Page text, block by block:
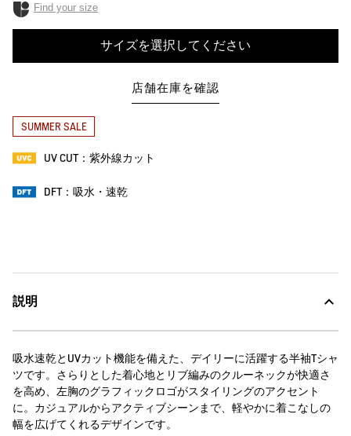
Find your size
サイズを選択してください
店舗在庫を確認
SUMMER SALE
UV CUT：紫外線カット
DFT：吸水・速乾
説明
吸水速乾とUVカット機能を備えた、デイリーに活躍する半袖Tシャ
ツです。さらりとした着心地とリブ編みのクルーネックが快適さ
を高め、左胸のグラフィックロゴがスタイリングのアクセント
に。カジュアルからアクティブシーンまで、軽やかに着こなしの
幅を広げてくれるデザインです。